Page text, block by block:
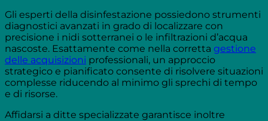
Gli esperti della disinfestazione possiedono strumenti
diagnostici avanzati in grado di localizzare con
precisione i nidi sotterranei o le infiltrazioni d’acqua
nascoste. Esattamente come nella corretta gestione
delle acquisizioni professionali, un approccio
strategico e pianificato consente di risolvere situazioni
complesse riducendo al minimo gli sprechi di tempo
e di risorse.
Affidarsi a ditte specializzate garantisce inoltre